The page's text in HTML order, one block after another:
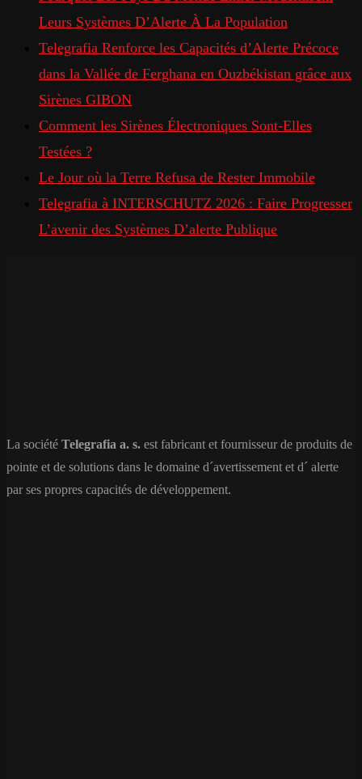
Leurs Systèmes D’Alerte À La Population
Telegrafia Renforce les Capacités d’Alerte Précoce
dans la Vallée de Ferghana en Ouzbékistan grâce aux
Sirènes GIBON
Comment les Sirènes Électroniques Sont-Elles
Testées ?
Le Jour où la Terre Refusa de Rester Immobile
Telegrafia à INTERSCHUTZ 2026 : Faire Progresser
L’avenir des Systèmes D’alerte Publique
La société Telegrafia a. s. est fabricant et fournisseur de produits de
pointe et de solutions dans le domaine d´avertissement et d´ alerte
par ses propres capacités de développement.